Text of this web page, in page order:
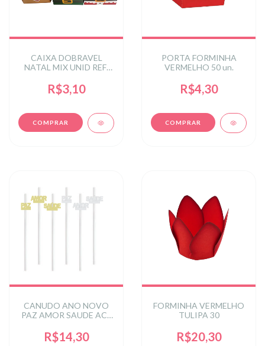
CAIXA DOBRAVEL
NATAL MIX UNID REF:
R$3,10
PORTA FORMINHA
VERMELHO 50 un.
R$4,30
CANUDO ANO NOVO
PAZ AMOR SAUDE ACE
R$14,30
FORMINHA VERMELHO
TULIPA 30
R$20,30